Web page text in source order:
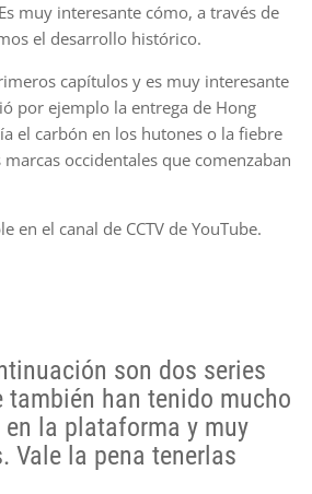
muy interesante cómo, a través de
el desarrollo histórico.
capítulos y es muy interesante
por ejemplo la entrega de Hong
el carbón en los hutones o la fiebre
occidentales que comenzaban
en el canal de CCTV de YouTube.
son dos series
también han tenido mucho
la plataforma y muy
Vale la pena tenerlas